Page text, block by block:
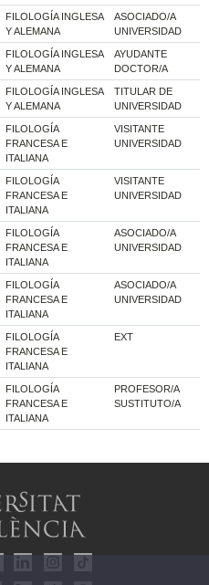
FILOLOGÍA INGLESA
Y ALEMANA
ASOCIADO/A
UNIVERSIDAD
FILOLOGÍA INGLESA
Y ALEMANA
AYUDANTE
DOCTOR/A
FILOLOGÍA INGLESA
Y ALEMANA
TITULAR DE
UNIVERSIDAD
FILOLOGÍA
FRANCESA E
ITALIANA
VISITANTE
UNIVERSIDAD
FILOLOGÍA
FRANCESA E
ITALIANA
VISITANTE
UNIVERSIDAD
FILOLOGÍA
FRANCESA E
ITALIANA
ASOCIADO/A
UNIVERSIDAD
FILOLOGÍA
FRANCESA E
ITALIANA
ASOCIADO/A
UNIVERSIDAD
FILOLOGÍA
FRANCESA E
ITALIANA
EXT
FILOLOGÍA
FRANCESA E
ITALIANA
PROFESOR/A
SUSTITUTO/A